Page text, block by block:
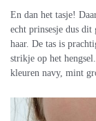
En dan het tasje!
echt prinsesje dus
haar. De tas is
strikje op het
kleuren navy, mint